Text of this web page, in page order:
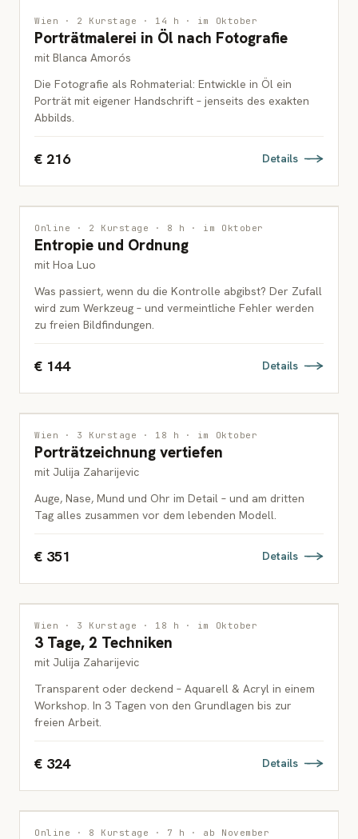
MALEREI
ERWACHSENE
Wien · 2 Kurstage · 14 h · im Oktober
Porträtmalerei in Öl nach Fotografie
mit Blanca Amorós
Die Fotografie als Rohmaterial: Entwickle in Öl ein
Porträt mit eigener Handschrift – jenseits des exakten
Abbilds.
€ 216 Details
ZEICHNUNG
ERWACHSENE
Online · 2 Kurstage · 8 h · im Oktober
Entropie und Ordnung
mit Hoa Luo
Was passiert, wenn du die Kontrolle abgibst? Der Zufall
wird zum Werkzeug – und vermeintliche Fehler werden
zu freien Bildfindungen.
€ 144 Details
ZEICHNUNG
ERWACHSENE
Wien · 3 Kurstage · 18 h · im Oktober
Porträtzeichnung vertiefen
mit Julija Zaharijevic
Auge, Nase, Mund und Ohr im Detail – und am dritten
Tag alles zusammen vor dem lebenden Modell.
€ 351 Details
MALEREI
ERWACHSENE
Wien · 3 Kurstage · 18 h · im Oktober
3 Tage, 2 Techniken
mit Julija Zaharijevic
Transparent oder deckend – Aquarell & Acryl in einem
Workshop. In 3 Tagen von den Grundlagen bis zur
freien Arbeit.
€ 324 Details
INTERDISZIPLINÄR 1 PLATZ FREI
Online · 8 Kurstage · 7 h · ab November